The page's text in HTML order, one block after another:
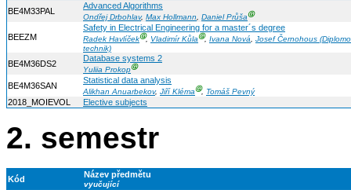
BE4M33PAL
Advanced Algorithms
Ondřej Drbohlav, Max Hollmann, Daniel PrůšaⒼ
BEEZM
Safety in Electrical Engineering for a master´s degree
Radek HavlíčekⒼ, Vladimír KůlaⒼ, Ivana Nová, Josef Černohous
technik)
BE4M36DS2
Database systems 2
Yuliia ProkopⒼ
BE4M36SAN
Statistical data analysis
Alikhan Anuarbekov, Jiří KlémaⒼ, Tomáš Pevný
2018_MOIEVOL Elective subjects
2. semestr
Kód Název předmětu
vyučující